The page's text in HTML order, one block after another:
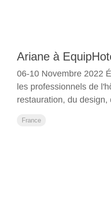
Ariane à
06-10 Novembre 2022
les professionnels de
restauration, du
France